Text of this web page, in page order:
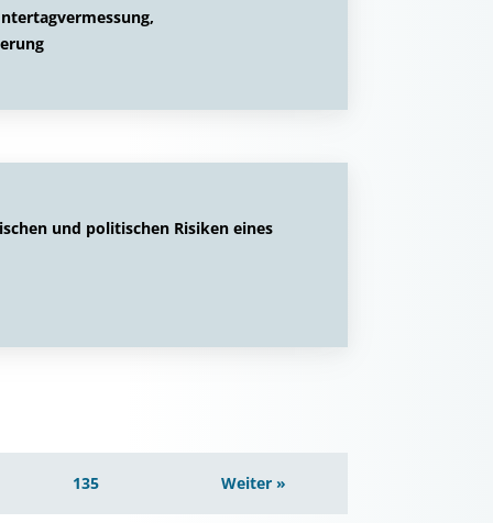
und politischen Risiken eines
135 Weiter »